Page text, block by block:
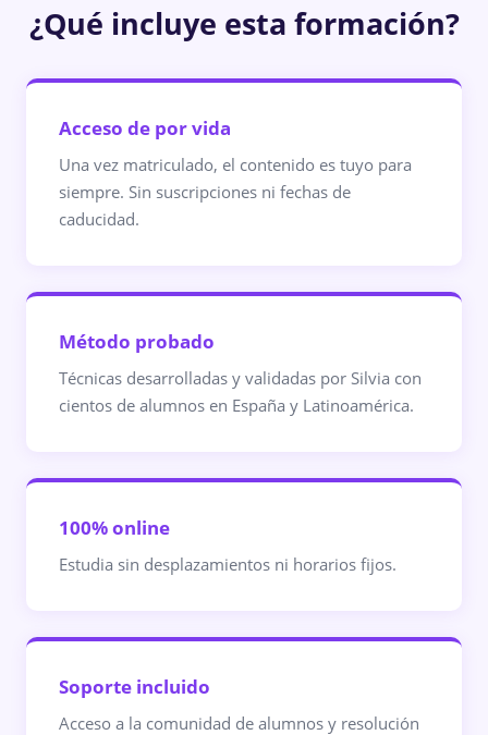
¿Qué incluye esta formación?
Acceso de por vida
Una vez matriculado, el contenido es tuyo para
siempre. Sin suscripciones ni fechas de
caducidad.
Método probado
Técnicas desarrolladas y validadas por Silvia con
cientos de alumnos en España y Latinoamérica.
100% online
Estudia sin desplazamientos ni horarios fijos.
Soporte incluido
Acceso a la comunidad de alumnos y resolución